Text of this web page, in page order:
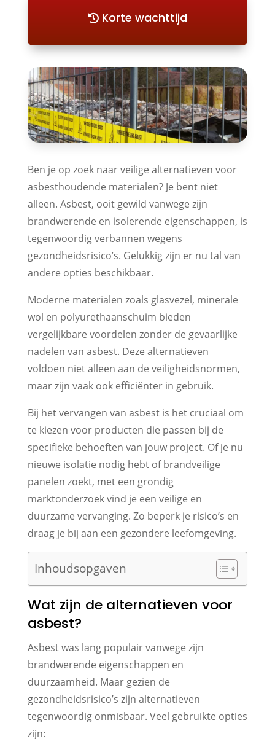
Korte wachttijd
Ben je op zoek naar veilige alternatieven voor
asbesthoudende materialen? Je bent niet
alleen. Asbest, ooit gewild vanwege zijn
brandwerende en isolerende eigenschappen, is
tegenwoordig verbannen wegens
gezondheidsrisico’s. Gelukkig zijn er nu tal van
andere opties beschikbaar.
Moderne materialen zoals glasvezel, minerale
wol en polyurethaanschuim bieden
vergelijkbare voordelen zonder de gevaarlijke
nadelen van asbest. Deze alternatieven
voldoen niet alleen aan de veiligheidsnormen,
maar zijn vaak ook efficiënter in gebruik.
Bij het vervangen van asbest is het cruciaal om
te kiezen voor producten die passen bij de
specifieke behoeften van jouw project. Of je nu
nieuwe isolatie nodig hebt of brandveilige
panelen zoekt, met een grondig
marktonderzoek vind je een veilige en
duurzame vervanging. Zo beperk je risico’s en
draag je bij aan een gezondere leefomgeving.
Inhoudsopgaven
Wat zijn de alternatieven voor
asbest?
Asbest was lang populair vanwege zijn
brandwerende eigenschappen en
duurzaamheid. Maar gezien de
gezondheidsrisico’s zijn alternatieven
tegenwoordig onmisbaar. Veel gebruikte opties
zijn: